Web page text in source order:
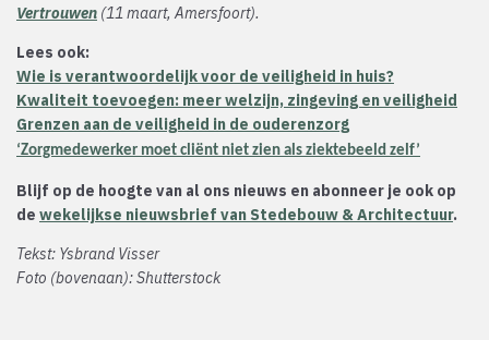
Vertrouwen (11 maart, Amersfoort).
Lees ook:
Wie is verantwoordelijk voor de veiligheid in huis?
Kwaliteit toevoegen: meer welzijn, zingeving en veiligheid
Grenzen aan de veiligheid in de ouderenzorg
‘Zorgmedewerker moet cliënt niet zien als ziektebeeld zelf’
Blijf op de hoogte van al ons nieuws en abonneer je ook op
de wekelijkse nieuwsbrief van Stedebouw & Architectuur.
Tekst: Ysbrand Visser
Foto (bovenaan): Shutterstock